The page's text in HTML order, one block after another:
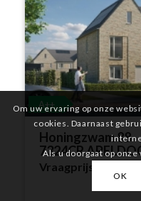
A++
Honingzwam 88
7324CR
Vraagprijs: €
Om uw ervaring op onze
cookies. Daarnaast
Als u doorgaat op
OK